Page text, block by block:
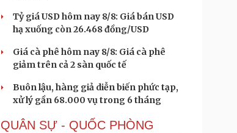
Tỷ giá USD hôm nay 8/8: Giá bán USD
hạ xuống còn 26.468 đồng/USD
Giá cà phê hôm nay 8/8: Giá cà phê
giảm trên cả 2 sàn quốc tế
Buôn lậu, hàng giả diễn biến phức tạp,
xử lý gần 68.000 vụ trong 6 tháng
QUÂN SỰ - QUỐC PHÒNG